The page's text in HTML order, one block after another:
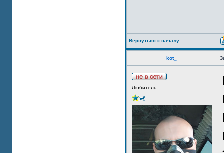
Вернуться к началу
kot_
Любитель